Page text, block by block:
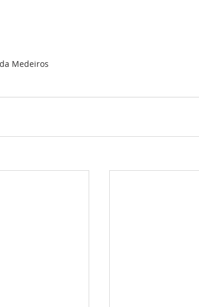
Medeiros